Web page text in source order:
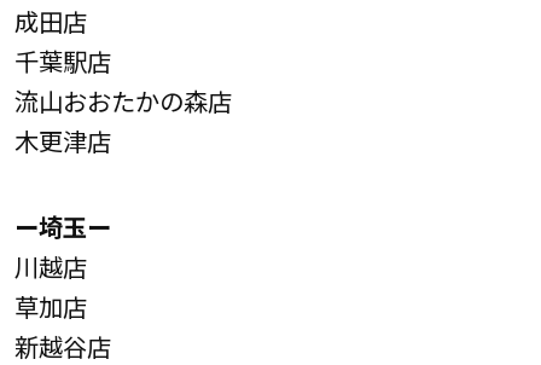
成田店
千葉駅店
流山おおたかの森店
木更津店
ー埼玉ー
川越店
草加店
新越谷店